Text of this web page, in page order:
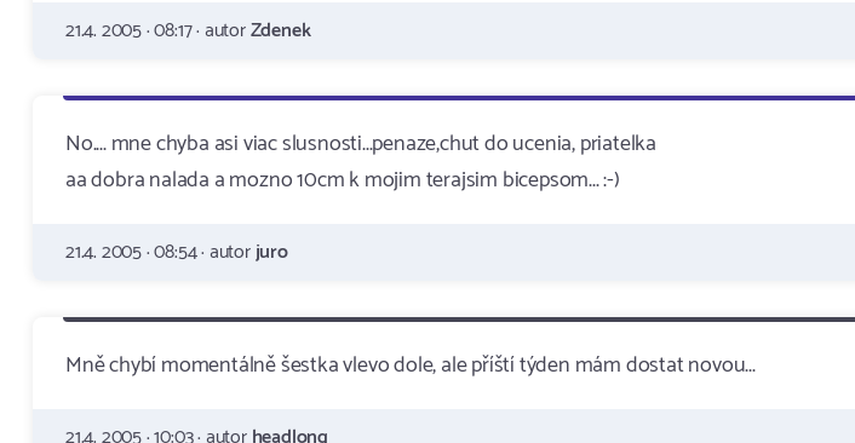
21.4. 2005 · 08:17 · autorZdenek
No.... mne chyba asi viac slusnosti...penaze,chut do ucenia, priatelka
aa dobra nalada a mozno 10cm k mojim terajsim bicepsom... :-)
21.4. 2005 · 08:54 · autorjuro
Mně chybí momentálně šestka vlevo dole, ale příští týden mám dostat novou...